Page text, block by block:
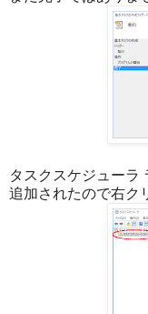
タスクスケジューラ
追加されたので右ク